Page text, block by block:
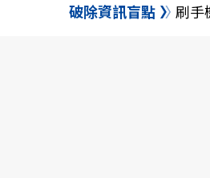
破除資訊盲點 刷手